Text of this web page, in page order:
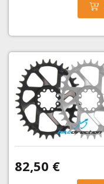
82,50 €